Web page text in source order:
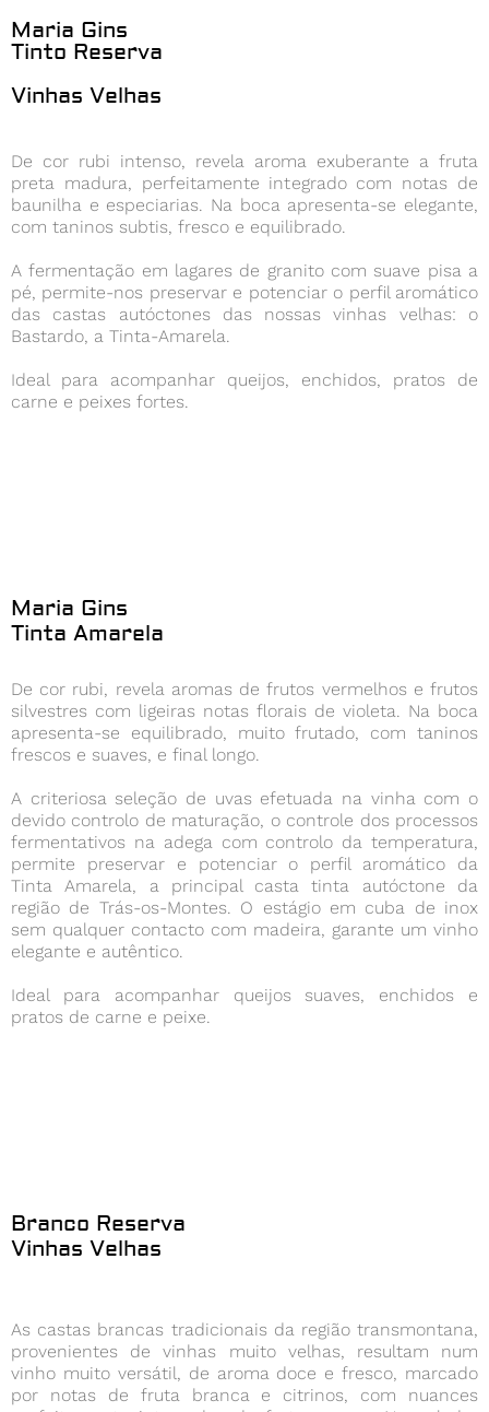
Maria Gins
Tinto Reserva
Vinhas Velhas
De cor rubi intenso, revela aroma exuberante a fruta
preta madura, perfeitamente integrado com notas de
baunilha e especiarias. Na boca apresenta-se elegante,
com taninos subtis, fresco e equilibrado.
A fermentação em lagares de granito com suave pisa a
pé, permite-nos preservar e potenciar o perfil aromático
das castas autóctones das nossas vinhas velhas: o
Bastardo, a Tinta-Amarela.
Ideal para acompanhar queijos, enchidos, pratos de
carne e peixes fortes.
Maria Gins
Tinta Amarela
De cor rubi, revela aromas de frutos vermelhos e frutos
silvestres com ligeiras notas florais de violeta. Na boca
apresenta-se equilibrado, muito frutado, com taninos
frescos e suaves, e final longo.
A criteriosa seleção de uvas efetuada na vinha com o
devido controlo de maturação, o controle dos processos
fermentativos na adega com controlo da temperatura,
permite preservar e potenciar o perfil aromático da
Tinta Amarela, a principal casta tinta autóctone da
região de Trás-os-Montes. O estágio em cuba de inox
sem qualquer contacto com madeira, garante um vinho
elegante e autêntico.
Ideal para acompanhar queijos suaves, enchidos e
pratos de carne e peixe.
Branco Reserva
Vinhas Velhas
As castas brancas tradicionais da região transmontana,
provenientes de vinhas muito velhas, resultam num
vinho muito versátil, de aroma doce e fresco, marcado
por notas de fruta branca e citrinos, com nuances